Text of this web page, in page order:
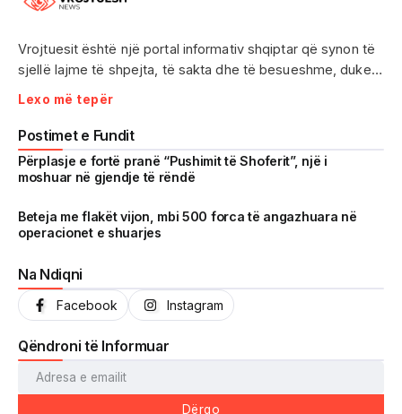
Vrojtuesit është një portal informativ shqiptar që synon të
sjellë lajme të shpejta, të sakta dhe të besueshme, duke
treguar realitetin pa çensurë. Fokus i punës sonë janë
ngjarjet e aktualitetit, problematikat sociale, denoncimet
qytetare dhe zhvillimet që prekin drejtpërdrejt jetën e
përditshme të shqiptarëve.
arritura në një kohë shumë të shkurtër, Vrojtuesit është
kthyer në një zë të fortë informimi dhe një pasqyrë reale të
Lexo më tepër
Postimet e Fundit
Përplasje e fortë pranë “Pushimit të Shoferit”, një i
moshuar në gjendje të rëndë
Beteja me flakët vijon, mbi 500 forca të angazhuara në
operacionet e shuarjes
Na Ndiqni
Facebook Instagram
Qëndroni të Informuar
Dërgo